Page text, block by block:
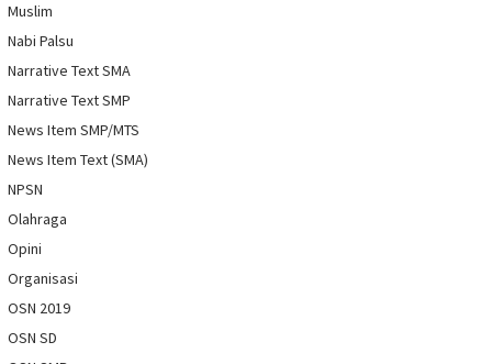
Muslim
Nabi Palsu
Narrative Text SMA
Narrative Text SMP
News Item SMP/MTS
News Item Text (SMA)
NPSN
Olahraga
Opini
Organisasi
OSN 2019
OSN SD